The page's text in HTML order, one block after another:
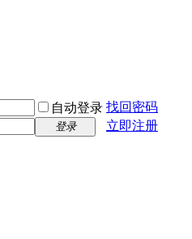
自动登录 找回密码
登录 立即注册